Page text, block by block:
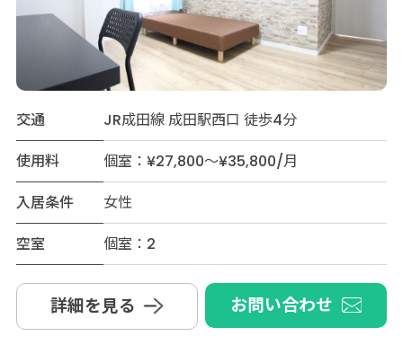
交通
JR成田線 成田駅西口 徒歩4分
使用料
個室：¥27,800～¥35,800/月
入居条件
女性
空室
個室：2
詳細を見る お問い合わせ